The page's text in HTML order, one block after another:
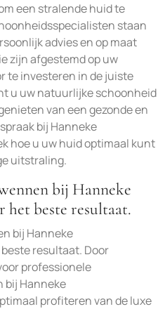
een stralende huid te
staan
advies en op maat
zijn afgestemd op uw
te investeren in de juiste
u uw natuurlijke schoonheid
van een gezonde en
bij Hanneke
hoe u uw huid optimaal kunt
uitstraling.
bij Hanneke
het beste resultaat.
bij Hanneke
resultaat. Door
professionele
bij Hanneke
profiteren van de luxe